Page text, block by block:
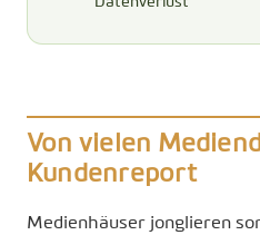
Von vielen
Kundenreport
Medienhäuser jonglieren